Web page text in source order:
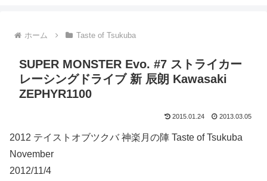
ホーム Taste of Tsukuba
SUPER MONSTER Evo. #7 ストライカー
レーシングドライブ 新 辰朗 Kawasaki
ZEPHYR1100
2015.01.24 2013.03.05
2012 テイストオブツクバ 神楽月の陣 Taste of Tsukuba
November
2012/11/4